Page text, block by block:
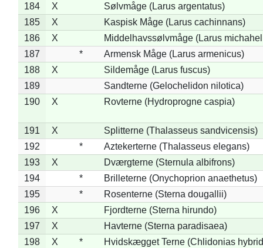
184 X
Sølvmåge (Larus argentatus)
185
X
Kaspisk Måge (Larus cachinnans)
186
X
Middelhavssølvmåge (Larus
187
*
Armensk Måge (Larus armenicus)
188
X
Sildemåge (Larus fuscus)
189
Sandterne (Gelochelidon nilotica)
190
X Rovterne (Hydroprogne caspia)
191 X
Splitterne (Thalasseus sandvicensis)
192
*
Aztekerterne (Thalasseus elegans)
193
X
Dværgterne (Sternula albifrons)
194
*
Brilleterne (Onychoprion anaethetus)
195
*
Rosenterne (Sterna dougallii)
196
X
Fjordterne (Sterna hirundo)
197
X
Havterne (Sterna paradisaea)
198
X *
Hvidskægget Terne (Chlidonias